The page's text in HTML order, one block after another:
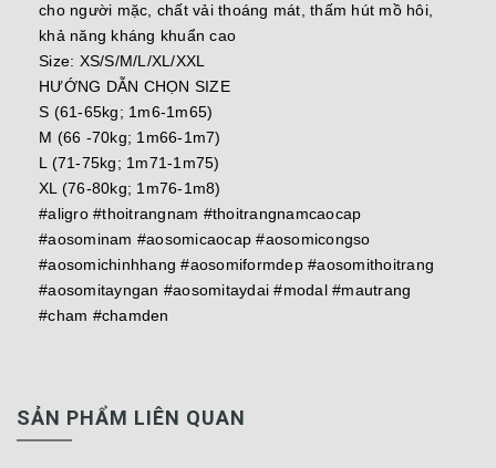
cho người mặc, chất vải thoáng mát, thấm hút mồ hôi,
khả năng kháng khuẩn cao
Size: XS/S/M/L/XL/XXL
HƯỚNG DẪN CHỌN SIZE
S (61-65kg; 1m6-1m65)
M (66 -70kg; 1m66-1m7)
L (71-75kg; 1m71-1m75)
XL (76-80kg; 1m76-1m8)
#aligro #thoitrangnam #thoitrangnamcaocap
#aosominam #aosomicaocap #aosomicongso
#aosomichinhhang #aosomiformdep #aosomithoitrang
#aosomitayngan #aosomitaydai #modal #mautrang
#cham #chamden
SẢN PHẨM LIÊN QUAN